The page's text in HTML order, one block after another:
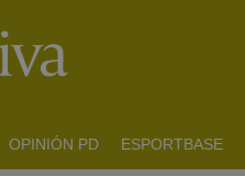
OPINIÓN PD ESPORTBASE